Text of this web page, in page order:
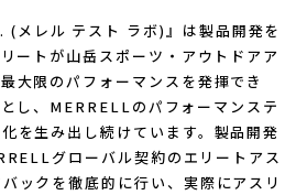
テリーランチ)
レル テスト ラボ)』は製品開発を
ートが山岳スポーツ・アウトドアア
大限のパフォーマンスを発揮でき
し、MERRELLのパフォーマンステ
を生み出し続けています。製品開発
グローバル契約のエリートアス
ックを徹底的に行い、実際にアスリ